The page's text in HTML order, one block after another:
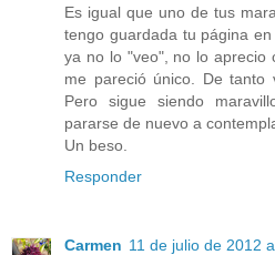
Es igual que uno de tus
tengo guardada tu página en
ya no lo "veo", no lo
me pareció único. De tanto
Pero sigue siendo
pararse de nuevo a
Un beso.
Responder
Carmen 11 de julio de 2012